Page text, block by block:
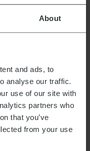
About
and ads, to
analyse our traffic.
use of our site with
partners who
that you’ve
from your use
Anfragen